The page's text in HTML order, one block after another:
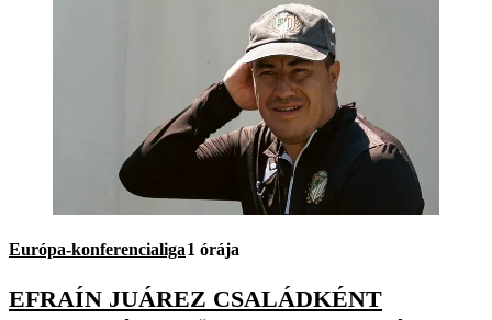
Európa-konferencialiga1 órája
EFRAÍN JUÁREZ CSALÁDKÉNT